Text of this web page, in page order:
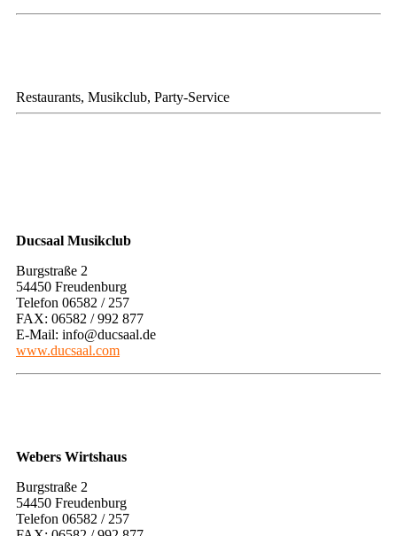
Restaurants, Musikclub, Party-Service
Ducsaal Musikclub
​Burgstraße 2
54450 Freudenburg
Telefon 06582 / 257
FAX: 06582 / 992 877
E-Mail: info@ducsaal.de
www.ducsaal.com
Webers Wirtshaus
​Burgstraße 2
54450 Freudenburg
Telefon 06582 / 257